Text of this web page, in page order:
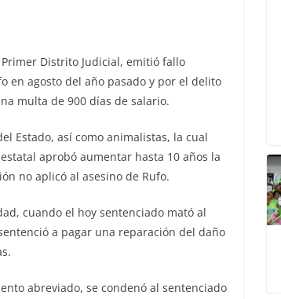
Distrito Judicial, emitió fallo
en agosto del año pasado y por el delito
multa de 900 días de salario.
Estado, así como animalistas, la cual
aprobó aumentar hasta 10 años la
no aplicó al asesino de Rufo.
cuando el hoy sentenciado mató al
a pagar una reparación del daño
abreviado, se condenó al sentenciado